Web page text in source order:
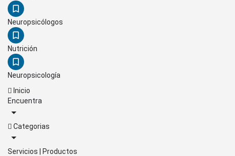
Neuropsicólogos
Nutrición
Neuropsicología
Inicio
Encuentra
Categorias
Servicios | Productos